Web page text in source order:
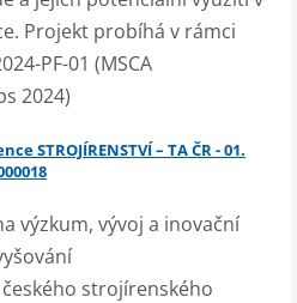
Projekt probíhá v rámci
PF-01 (MSCA
2024)
STROJÍRENSTVÍ – TA ČR - 01.
výzkum, vývoj a inovační
strojírenského